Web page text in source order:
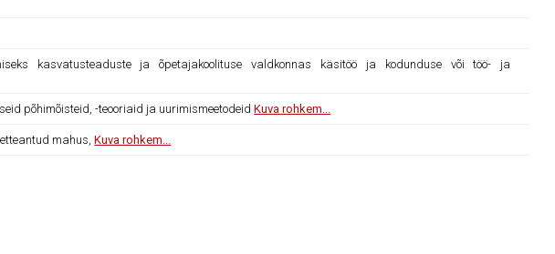
kasvatusteaduste ja õpetajakoolituse valdkonnas käsitöö ja kodunduse või töö- ja
põhimõisteid, -teooriaid ja uurimismeetodeid Kuva rohkem...
mahus, Kuva rohkem...